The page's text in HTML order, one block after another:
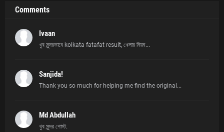
Comments
Ivaan
খুব সুন্দরভাবে kolkata fatafat result, খেলার নিয়ম...
Sanjida!
Thank you so much for helping me find the original...
Md Abdullah
খুব সুন্দর পোস্ট.